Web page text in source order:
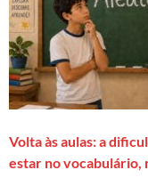
Volta às aulas: a
estar no vocabulário,